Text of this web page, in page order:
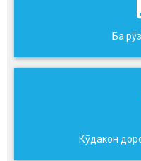
Ба
Кӯдакон